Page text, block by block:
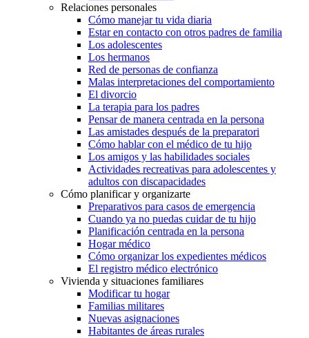
Relaciones personales
Cómo manejar tu vida diaria
Estar en contacto con otros padres de familia
Los adolescentes
Los hermanos
Red de personas de confianza
Malas interpretaciones del comportamiento
El divorcio
La terapia para los padres
Pensar de manera centrada en la persona
Las amistades después de la preparatori
Cómo hablar con el médico de tu hijo
Los amigos y las habilidades sociales
Actividades recreativas para adolescentes y
adultos con discapacidades
Cómo planificar y organizarte
Preparativos para casos de emergencia
Cuando ya no puedas cuidar de tu hijo
Planificación centrada en la persona
Hogar médico
Cómo organizar los expedientes médicos
El registro médico electrónico
Vivienda y situaciones familiares
Modificar tu hogar
Familias militares
Nuevas asignaciones
Habitantes de áreas rurales